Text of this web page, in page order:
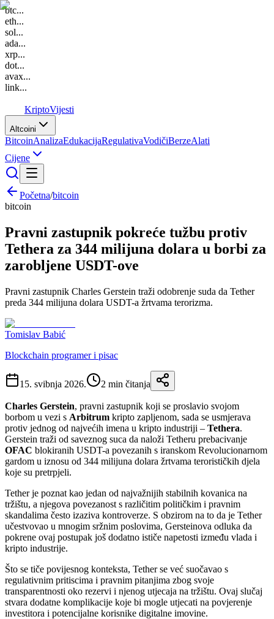
btc...
eth...
sol...
ada...
xrp...
dot...
avax...
link...
KriptoVijesti
Altcoini
BitcoinAnalizaEdukacijaRegulativaVodičiBerzeAlati
Cijene
Početna/bitcoin
bitcoin
Pravni zastupnik pokreće tužbu protiv
Tethera za 344 milijuna dolara u borbi za
zarobljene USDT-ove
Pravni zastupnik Charles Gerstein traži odobrenje suda da Tether
preda 344 milijuna dolara USDT-a žrtvama terorizma.
Tomislav Babić
Blockchain programer i pisac
15. svibnja 2026. 2 min čitanja
Charles Gerstein, pravni zastupnik koji se proslavio svojom
borbom u vezi s Arbitrum kripto zapljenom, sada se usmjerava
protiv jednog od najvećih imena u kripto industriji – Tethera.
Gerstein traži od saveznog suca da naloži Tetheru prebacivanje
OFAC blokiranih USDT-a povezanih s iranskom Revolucionarnom
gardom u iznosu od 344 milijuna dolara žrtvama terorističkih djela
koje su pretrpjeli.
Tether je poznat kao jedan od najvažnijih stabilnih kovanica na
tržištu, a njegova povezanost s različitim političkim i pravnim
skandalima često izaziva kontroverze. S obzirom na to da je Tether
učestvovao u mnogim sržnim poslovima, Gersteinova odluka da
pokrene ovaj postupak još dodatno ističe napetosti između vlada i
kripto industrije.
Što se tiče povijesnog konteksta, Tether se već suočavao s
regulativnim pritiscima i pravnim pitanjima zbog svoje
transparentnosti oko rezervi i njenog utjecaja na tržištu. Ovaj slučaj
stvara dodatne komplikacije koje bi mogle utjecati na povjerenje
investitora i potencijalne korisnike digitalne imovine.